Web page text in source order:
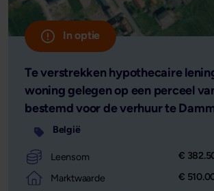
In optie
Te verstrekken hypothecaire
woning gelegen op een perceel
bestemd voor de verhuur te
België
Leensom
€
Marktwaarde
€